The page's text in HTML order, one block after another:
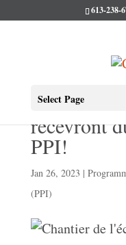
613-238-
Select Page
De
recevront
PPI!
Jan 26, 2023 |
(PPI)